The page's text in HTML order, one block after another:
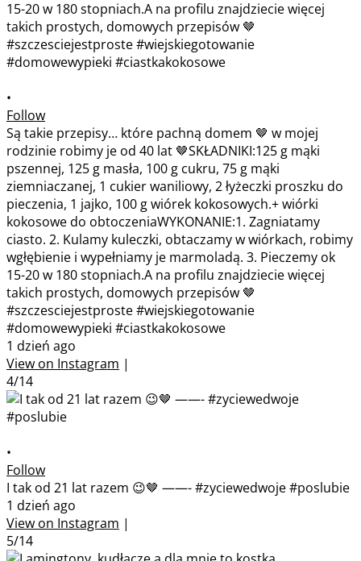
•
Follow
Są takie przepisy… które pachną domem 🤎 w mojej
rodzinie robimy je od 40 lat 🤎SKŁADNIKI:125 g mąki
pszennej, 125 g masła, 100 g cukru, 75 g mąki
ziemniaczanej, 1 cukier waniliowy, 2 łyżeczki proszku do
pieczenia, 1 jajko, 100 g wiórek kokosowych.+ wiórki
kokosowe do obtoczeniaWYKONANIE:1. Zagniatamy
ciasto. 2. Kulamy kuleczki, obtaczamy w wiórkach, robimy
wgłębienie i wypełniamy je marmoladą. 3. Pieczemy ok
15-20 w 180 stopniach.A na profilu znajdziecie więcej
takich prostych, domowych przepisów 🤎
#szczesciejestproste #wiejskiegotowanie
#domowewypieki #ciastkakokosowe
1 dzień ago
View on Instagram |
4/14
•
Follow
I tak od 21 lat razem 😉🤎 ——- #zyciewedwoje #poslubie
1 dzień ago
View on Instagram |
5/14